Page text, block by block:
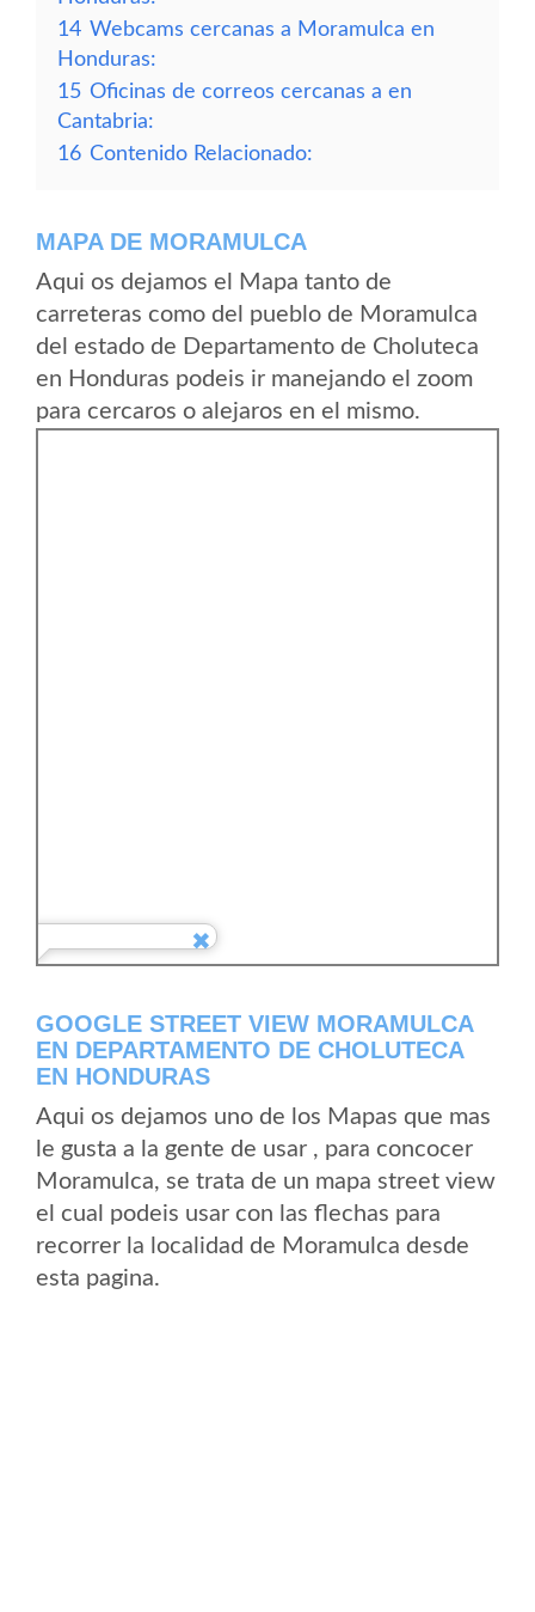
14 Webcams cercanas a Moramulca en
Honduras:
15 Oficinas de correos cercanas a en
Cantabria:
16 Contenido Relacionado:
MAPA DE MORAMULCA
Aqui os dejamos el Mapa tanto de
carreteras como del pueblo de Moramulca
del estado de Departamento de Choluteca
en Honduras podeis ir manejando el zoom
para cercaros o alejaros en el mismo.
GOOGLE STREET VIEW MORAMULCA
EN DEPARTAMENTO DE CHOLUTECA
EN HONDURAS
Aqui os dejamos uno de los Mapas que mas
le gusta a la gente de usar , para concocer
Moramulca, se trata de un mapa street view
el cual podeis usar con las flechas para
recorrer la localidad de Moramulca desde
esta pagina.